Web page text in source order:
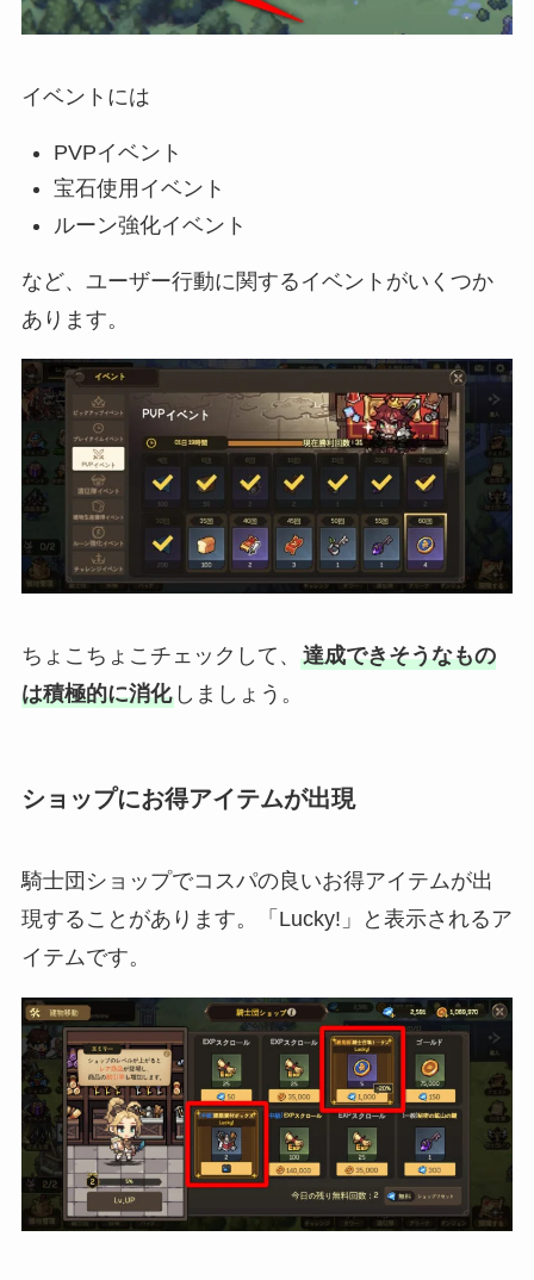
イベントには
PVPイベント
宝石使用イベント
ルーン強化イベント
など、ユーザー行動に関するイベントがいくつか
あります。
ちょこちょこチェックして、 達成できそうなもの
は積極的に消化しましょう。
ショップにお得アイテムが出現
騎士団ショップでコスパの良いお得アイテムが出
現することがあります。「Lucky!」と表示されるア
イテムです。